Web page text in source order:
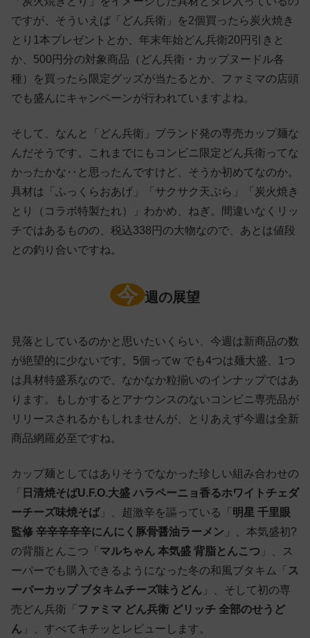
ですが、そういえば「どん兵衛」を2個買ったら炭火焼き
とり1本プレゼントとか、年末年始どん兵衛20円引きと
か、500円分の対象商品（どん兵衛・カップヌードル各
種）を買ったら限定グッズが当たるとか、ファミマの店頭
でも盛んにキャンペーンが行われていますよね。
そして、なんと「どん兵衛」ブランド発の専売カップ麺な
んだそうです。これまでにもコンビニ限定どん兵衛ってな
かったかな‥と思ったんですけど、そうか初めてなのか。
具材は「ふっくらおあげ」「サクサク天ぷら」「炭火焼き
とり（コラボ特製たれ）」わかめ、ねぎ。間違いなくリッ
チではあるものの、税込338円の大物なので、あとは値段
との釣り合いですね。
今 週の展望
見落としているのかと思いたいくらい、今週は新商品の数
が絶望的に少ないです。5個ってw でも4つは麺大盛、1つ
は具材特盛系なので、なかなか粒揃いのインナップではあ
ります。もしかするとアナウンスのないコンビニ専売品が
リリースされるかもしれませんが、とりあえず今週は全新
商品網羅必至ですね。
カップ麺としてはありそうでなかった珍しい組み合わせの
「 日清焼そばU.F.O.大盛 ハラペーニョ香るホワイトチェダ
ーチーズ味焼そば」、超激辛を謳っている「 明星 千里眼
監修 辛辛辛辛辛にんにく豚骨醤油ラーメン 」、本気盛初?
の背脂とんこつ「 マルちゃん 本気盛 背脂とんこつ 」、ス
ーパーでも購入できるようになった冬の和風ブタキム「 ス
ーパーカップ ブタキムチーズ味うどん 」、そして初の専
売どん兵衛「 ファミマ どん兵衛 どリッチ 全部のせうど
ん 」、すべてキチッとレビューします。